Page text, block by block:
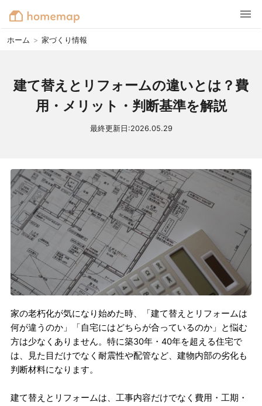
ホーム > 家づくり情報
建て替えとリフォームの違いとは？費
用・メリット・判断基準を解説
最終更新日:2026.05.29
家の老朽化が気になり始めた時、「建て替えとリフォームは
何が違うのか」「自宅にはどちらが合っているのか」と悩む
方は少なくありません。特に築30年・40年を超える住宅で
は、見た目だけでなく耐震性や配管など、建物内部の劣化も
判断材料になります。
建て替えとリフォームは、工事内容だけでなく費用・工期・